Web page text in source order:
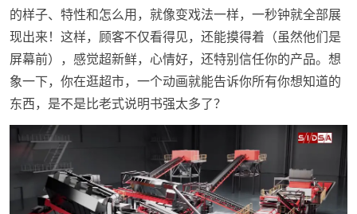
的样子、特性和怎么用，就像变戏法一样，一秒钟就全部展
现出来！这样，顾客不仅看得见，还能摸得着（虽然他们是
屏幕前），感觉超新鲜，心情好，还特别信任你的产品。想
象一下，你在逛超市，一个动画就能告诉你所有你想知道的
东西，是不是比老式说明书强太多了？